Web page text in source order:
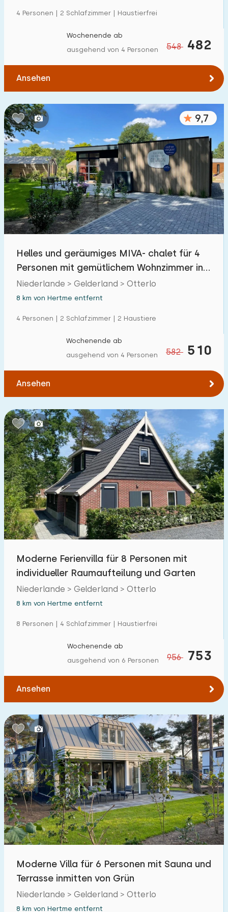
Zum Wald(max. km):
5 10
1 2
Zu öffentlichen Verkehrsmitteln(max. km):
0,2 0,5 5
Unterkunft
Nicht im Ferienpark 2
Im Ferienpark 5
Einfamilienhaus
Ferienbauernhof
Villa
Ferienwohnung
Tiny house
Kinderfreundlich
Eingezäunter Garten 0
Spielgeräte im Garten 0
Hallenbad 5
Freibad 0
Kinderanimation 2
Kindereinrichtungen im Park 2
Eingeschränkte Mobilität
Rollstuhlgerecht
Hilfsmittel
4 Personen | 2 Schlafzimmer | Haustierfrei
548 482
Wochenende ab
ausgehend von 4 Personen
Ansehen
9,7
Helles und geräumiges MIVA- chalet für 4
Personen mit gemütlichem Wohnzimmer in
Otterlo
Niederlande > Gelderland > Otterlo
8 km von Hertme entfernt
4 Personen | 2 Schlafzimmer | 2 Haustiere
582 510
Wochenende ab
ausgehend von 4 Personen
Ansehen
Moderne Ferienvilla für 8 Personen mit
individueller Raumaufteilung und Garten
Niederlande > Gelderland > Otterlo
8 km von Hertme entfernt
8 Personen | 4 Schlafzimmer | Haustierfrei
956 753
Wochenende ab
ausgehend von 6 Personen
Ansehen
Moderne Villa für 6 Personen mit Sauna und
Terrasse inmitten von Grün
Niederlande > Gelderland > Otterlo
8 km von Hertme entfernt